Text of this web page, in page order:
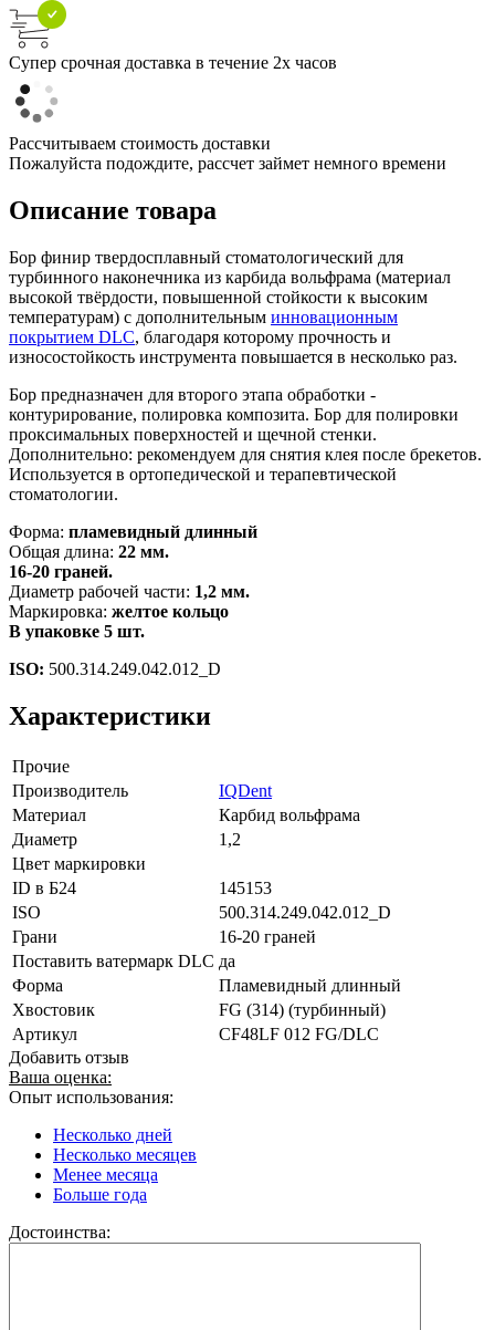
Супер срочная доставка в течение 2х часов
Рассчитываем стоимость доставки
Пожалуйста подождите, рассчет займет немного времени
Описание товара
Бор финир твердосплавный стоматологический для
турбинного наконечника из карбида вольфрама (материал
высокой твёрдости, повышенной стойкости к высоким
температурам) с дополнительным инновационным
покрытием DLC, благодаря которому прочность и
износостойкость инструмента повышается в несколько раз.
Бор предназначен для второго этапа обработки -
контурирование, полировка композита. Бор для полировки
проксимальных поверхностей и щечной стенки.
Дополнительно: рекомендуем для снятия клея после брекетов.
Используется в ортопедической и терапевтической
стоматологии.
Форма: пламевидный длинный
Общая длина: 22 мм.
16-20 граней.
Диаметр рабочей части: 1,2 мм.
Маркировка: желтое кольцо
В упаковке 5 шт.
ISO: 500.314.249.042.012_D
Характеристики
Прочие
Производитель
IQDent
Материал
Карбид вольфрама
Диаметр
1,2
Цвет маркировки
ID в Б24
145153
ISO
500.314.249.042.012_D
Грани
16-20 граней
Поставить ватермарк DLC да
Форма
Пламевидный длинный
Хвостовик
FG (314) (турбинный)
Артикул
CF48LF 012 FG/DLC
Добавить отзыв
Ваша оценка:
Опыт использования:
Несколько дней
Несколько месяцев
Менее месяца
Больше года
Достоинства: